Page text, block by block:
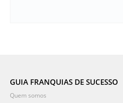
GUIA FRANQUIAS DE SUCESSO
Quem somos